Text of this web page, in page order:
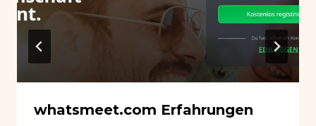
whatsmeet.com Erfahrungen